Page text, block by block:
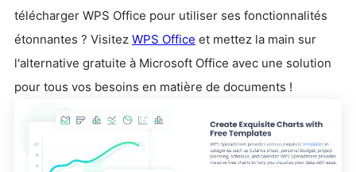
télécharger WPS Office pour utiliser ses fonctionnalités
étonnantes ? Visitez WPS Office et mettez la main sur
l'alternative gratuite à Microsoft Office avec une solution
pour tous vos besoins en matière de documents !